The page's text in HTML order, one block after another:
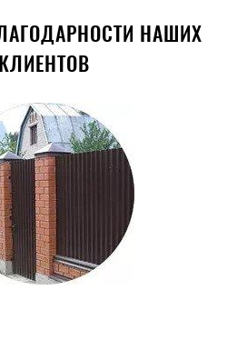
НАШИХ
КЛИЕНТОВ